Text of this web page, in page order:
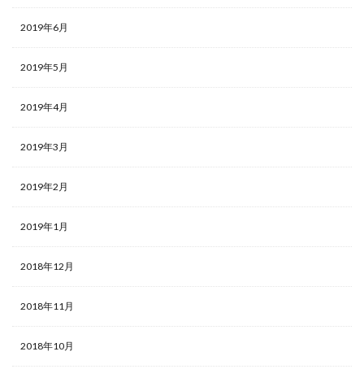
2019年6月
2019年5月
2019年4月
2019年3月
2019年2月
2019年1月
2018年12月
2018年11月
2018年10月